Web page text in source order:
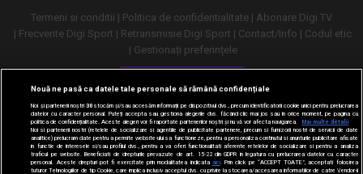
Termeni si conditii
Politica de confidentialitate
Abonare Digi TV
Frecvente Digi Sport
Retransmisie Digi Sport Contact/Info
Codul etic
Gestionați preferințele
Versiune desktop
Nouă ne pasă ca datele tale personale să rămână confidențiale
Noi și partenerii noștri30stocăm și/sau accesăm informații pe dispozitivul dvs., precum identificatorii cookie unici pentru prelucrarea
datelor cu caracter personal. Puteți accepta sau gestiona alegerile dvs. făcând clic mai jos sau în orice moment, pe pagina cu
politica de confidențialitate. Aceste alegeri vor fi raportate partenerilor noștri și nu vă vor afecta navigarea.
Mai multe detalii
Noi si partenerii nostri (retelele de socializare si agentiile de publicitate partenere, precum si furnizorii nostri de servicii de date
analitice) prelucram date pentru a permite website-ului sa functioneze, pentru a personaliza continutul si anunturile publicitare afisate
in functie de interesele si/sau profilul dvs., pentru a va oferi functionalitati aferente retelelor de socializare si pentru a analiza
traficul pe website. Beneficiati de drepturile prevazute de art. 15-22 din GDPR in legatura cu prelucrarea datelor cu caracter
personal. Aceste drepturi pot fi exercitate prin modalitatea indicata aici. Prin click pe “ACCEPT TOATE”, acceptati folosirea
tuturor Tehnologiilor de tip Cookie, care implica inclusiv acceptul dvs. cu privire la stocarea/accesarea informatiilor de catre Vendor-ii